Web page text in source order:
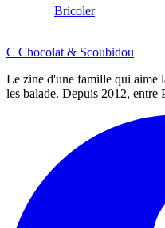
Bricoler
C Chocolat & Scoubidou
Le zine d'une famille qui aime
les balade. Depuis 2012, entre